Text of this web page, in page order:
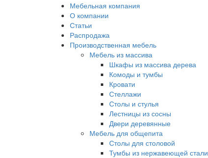
Мебельная компания
О компании
Статьи
Распродажа
Производственная мебель
Мебель из массива
Шкафы из массива дерева
Комоды и тумбы
Кровати
Стеллажи
Столы и стулья
Лестницы из сосны
Двери деревянные
Мебель для общепита
Столы для столовой
Тумбы из нержавеющей стали